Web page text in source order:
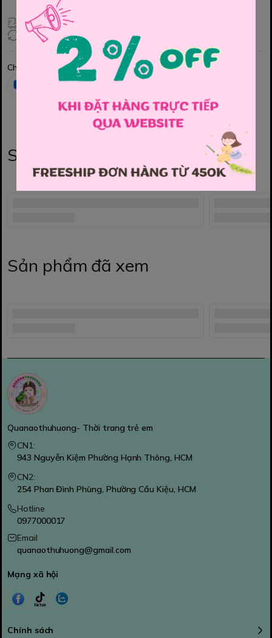
Giao hàng toàn quốc
Đổi hàng 3 ngày (HCM), 7 ngày (Tỉnh)
Chia sẻ
Sản phẩm liên quan
Sản phẩm đã xem
Quanaothuhuong- Thời trang trẻ em
CN1:
943 Nguyễn Kiệm Phường Hạnh Thông, HCM
CN2:
254 Phan Đình Phùng, Phường Cầu Kiệu, HCM
Hotline
0977000017
Email
quanaothuhuong@gmail.com
Mạng xã hội
Chính sách